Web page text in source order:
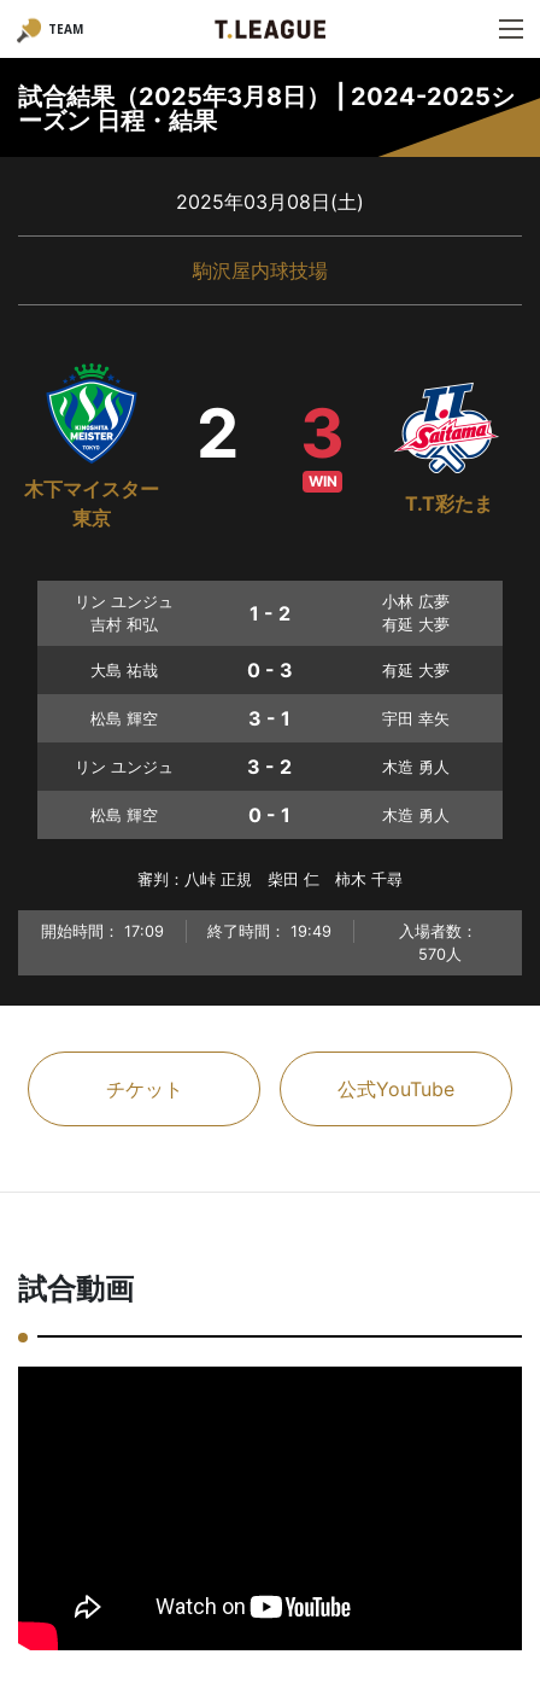
TEAM
試合結果（2025年3月8日） | 2024-2025シ
ーズン 日程・結果
2025年03月08日(土)
駒沢屋内球技場
木下マイスター
東京
2
T.T彩たま
3
WIN
リン ユンジュ
吉村 和弘
1 - 2
小林 広夢
有延 大夢
大島 祐哉 0 - 3 有延 大夢
松島 輝空 3 - 1 宇田 幸矢
リン ユンジュ 3 - 2 木造 勇人
松島 輝空 0 - 1 木造 勇人
審判：八峠 正規 柴田 仁 柿木 千尋
開始時間： 17:09 終了時間： 19:49
入場者数：
570人
チケット 公式YouTube
試合動画